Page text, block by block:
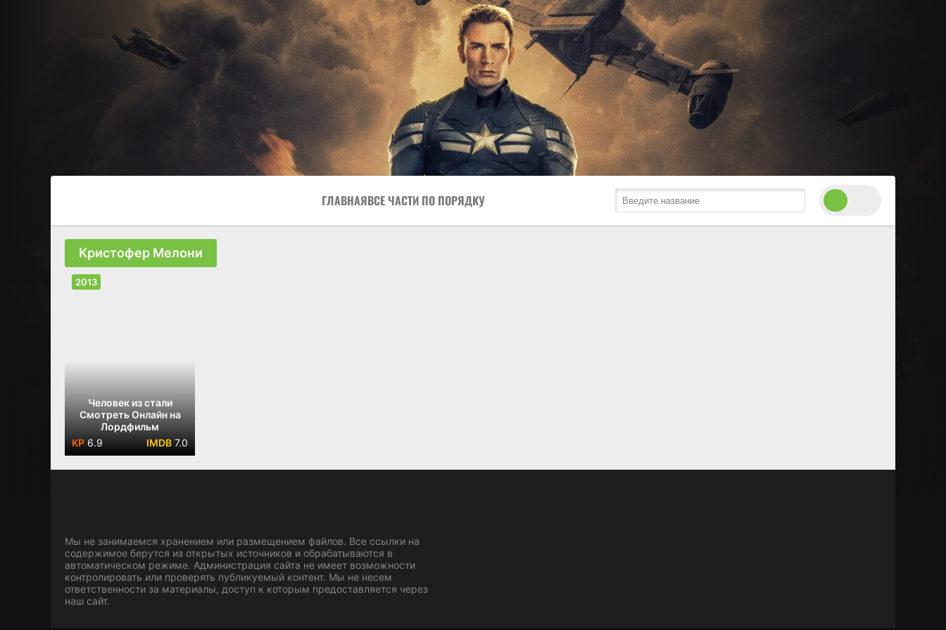
ГЛАВНАЯВСЕ ЧАСТИ ПО ПОРЯДКУ
Кристофер Мелони
Человек из стали
Смотреть Онлайн на
Лордфильм
6.9
7.0
2013
Мы не занимаемся хранением или размещением файлов. Все ссылки на
содержимое берутся из открытых источников и обрабатываются в
автоматическом режиме. Администрация сайта не имеет возможности
контролировать или проверять публикуемый контент. Мы не несем
ответственности за материалы, доступ к которым предоставляется через
наш сайт.